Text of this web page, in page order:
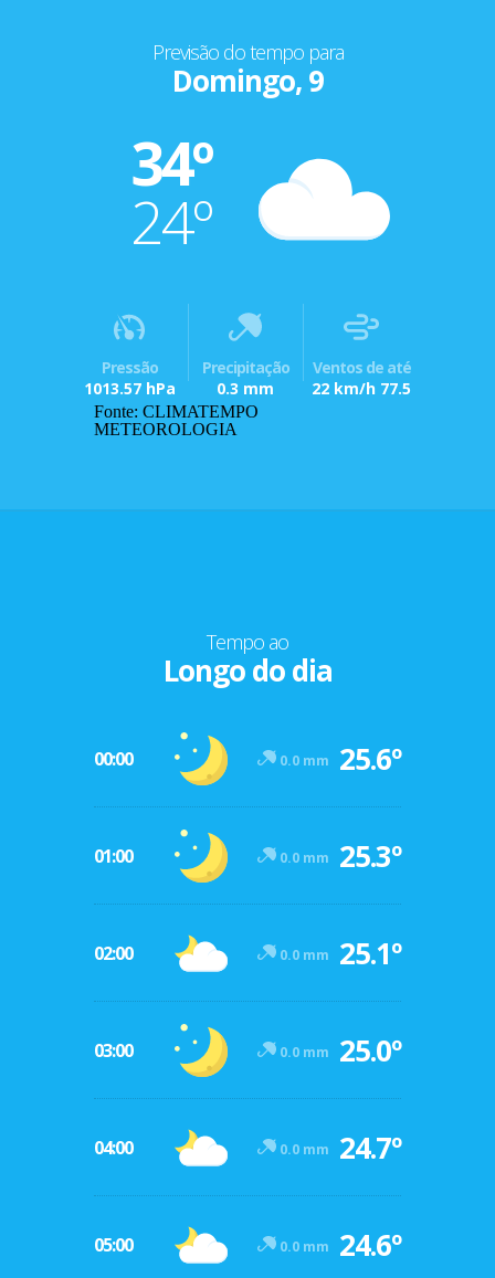
Previsão do tempo para
Domingo, 9
34º
24º
Pressão
1013.57 hPa
Precipitação
0.3 mm
Ventos de até
22 km/h 77.5
Fonte: CLIMATEMPO
METEOROLOGIA
Tempo ao
Longo do dia
00:00 0.0 mm 25.6º
01:00 0.0 mm 25.3º
02:00 0.0 mm 25.1º
03:00 0.0 mm 25.0º
04:00 0.0 mm 24.7º
05:00 0.0 mm 24.6º